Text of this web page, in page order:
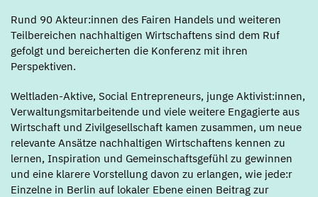
Rund 90 Akteur:innen des Fairen Handels und weiteren
Teilbereichen nachhaltigen Wirtschaftens sind dem Ruf
gefolgt und bereicherten die Konferenz mit ihren
Perspektiven.
Weltladen-Aktive, Social Entrepreneurs, junge Aktivist:innen,
Verwaltungsmitarbeitende und viele weitere Engagierte aus
Wirtschaft und Zivilgesellschaft kamen zusammen, um neue
relevante Ansätze nachhaltigen Wirtschaftens kennen zu
lernen, Inspiration und Gemeinschaftsgefühl zu gewinnen
und eine klarere Vorstellung davon zu erlangen, wie jede:r
Einzelne in Berlin auf lokaler Ebene einen Beitrag zur